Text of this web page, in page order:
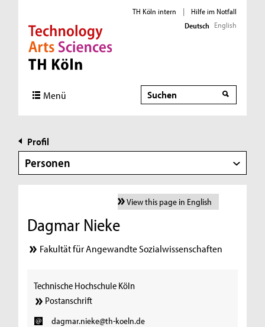
Direkt zur Hauptnavigation
Direkt zur Subnavigation
Direkt zum Inhalt
Direkt zum Fußbereich
TH Köln intern |
Hilfe im Notfall
Deutsch English
Menü Suche
Profil
Personen
View this page in English
Dagmar Nieke
Fakultät für Angewandte Sozialwissenschaften
Technische Hochschule Köln
Postanschrift
dagmar.nieke@th-koeln.de